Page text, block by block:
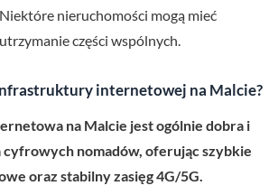
nieruchomości mogą mieć
części wspólnych.
internetowej na Malcie?
na Malcie jest ogólnie dobra i
cyfrowych nomadów, oferując szybkie
oraz stabilny zasięg 4G/5G.